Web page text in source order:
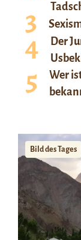
Der
Wer
Bild des Tages